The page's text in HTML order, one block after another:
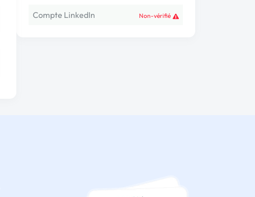
Compte LinkedIn Non-vérifié